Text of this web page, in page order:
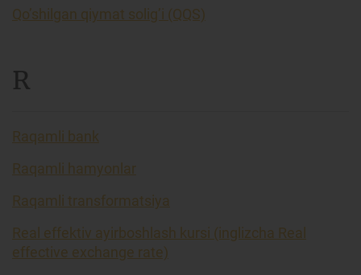
Qo’shilgan qiymat solig’i (QQS)
R
Raqamli bank
Raqamli hamyonlar
Raqamli transformatsiya
Real effektiv ayirboshlash kursi (inglizcha Real
effective exchange rate)